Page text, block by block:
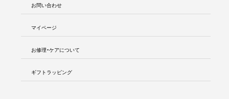
お問い合わせ
マイページ
お修理・ケアについて
ギフトラッピング